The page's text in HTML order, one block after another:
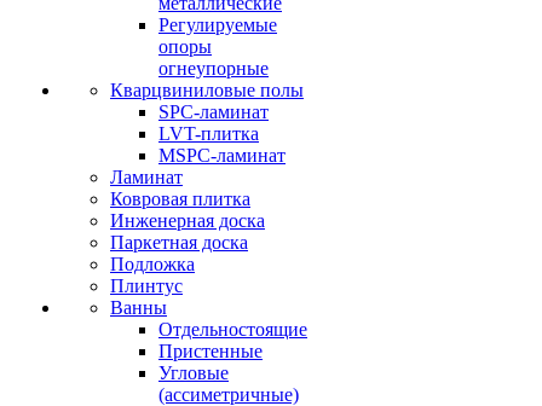
Регулируемые
опоры
огнеупорные
Кварцвиниловые полы
SPC-ламинат
LVT-плитка
MSPC-ламинат
Ламинат
Ковровая плитка
Инженерная доска
Паркетная доска
Подложка
Плинтус
Ванны
Отдельностоящие
Пристенные
Угловые
(ассиметричные)